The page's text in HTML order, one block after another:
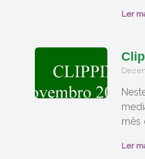
Ler
mês
Ler